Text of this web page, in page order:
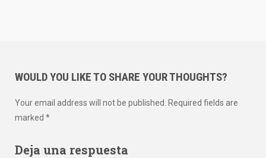
WOULD YOU LIKE TO SHARE YOUR THOUGHTS?
Your email address will not be published. Required fields are
marked *
Deja una respuesta